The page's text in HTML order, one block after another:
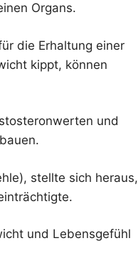
Organs.
die Erhaltung einer
kippt, können
und
stellte sich heraus,
und Lebensgefühl